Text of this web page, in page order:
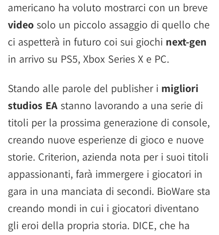
americano ha voluto mostrarci con un breve
video solo un piccolo assaggio di quello che
ci aspetterà in futuro coi sui giochi next-gen
in arrivo su PS5, Xbox Series X e PC.
Stando alle parole del publisher i migliori
studios EA stanno lavorando a una serie di
titoli per la prossima generazione di console,
creando nuove esperienze di gioco e nuove
storie. Criterion, azienda nota per i suoi titoli
appassionanti, farà immergere i giocatori in
gara in una manciata di secondi. BioWare sta
creando mondi in cui i giocatori diventano
gli eroi della propria storia. DICE, che ha